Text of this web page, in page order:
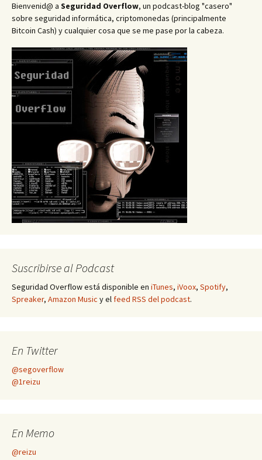
Bienvenid@ a Seguridad Overflow, un podcast-blog "casero"
sobre seguridad informática, criptomonedas (principalmente
Bitcoin Cash) y cualquier cosa que se me pase por la cabeza.
Suscribirse al Podcast
Seguridad Overflow está disponible en iTunes, iVoox, Spotify,
Spreaker, Amazon Music y el feed RSS del podcast.
En Twitter
@segoverflow
@1reizu
En Memo
@reizu